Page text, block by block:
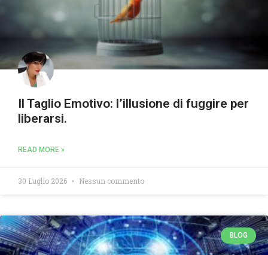
Il Taglio Emotivo: l’illusione di fuggire per
liberarsi.
READ MORE »
30 Luglio 2026 Nessun commento
BLOG